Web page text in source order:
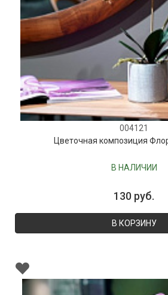
004121
Цветочная композиция
В НАЛИЧИИ
130 руб.
В КОРЗИНУ